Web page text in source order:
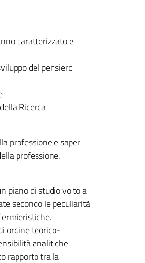
caratterizzato e
del pensiero
Ricerca
professione e saper
professione.
piano di studio volto a
secondo le peculiarità
ordine teorico-
analitiche
rapporto tra la